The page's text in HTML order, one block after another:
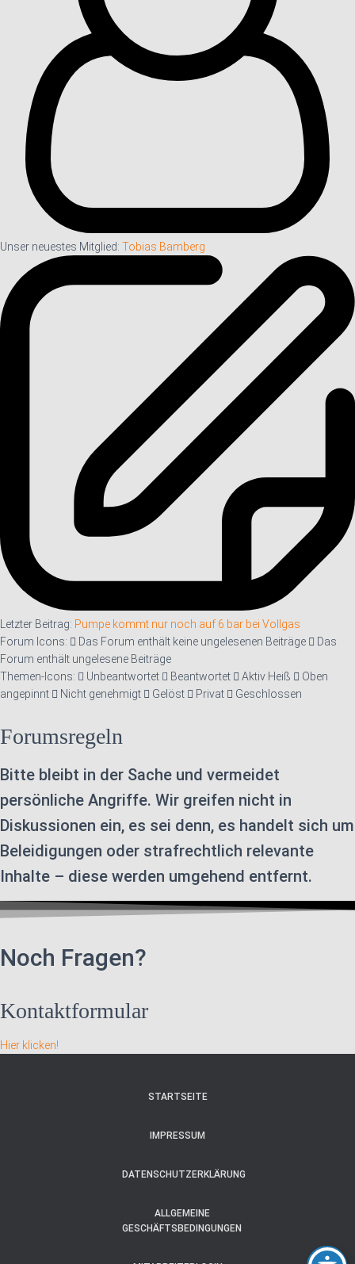
Unser neuestes Mitglied: Tobias Bamberg
Letzter Beitrag: Pumpe kommt nur noch auf 6 bar bei Vollgas
Forum Icons:
Das Forum enthält keine ungelesenen Beiträge
Das
Forum enthält ungelesene Beiträge
Themen-Icons:
Unbeantwortet Beantwortet Aktiv Heiß
Oben
angepinnt
Nicht genehmigt Gelöst Privat Geschlossen
Forumsregeln
Bitte bleibt in der Sache und vermeidet
persönliche Angriffe. Wir greifen nicht in
Diskussionen ein, es sei denn, es handelt sich um
Beleidigungen oder strafrechtlich relevante
Inhalte – diese werden umgehend entfernt.
Noch Fragen?
Kontaktformular
Hier klicken!
STARTSEITE
IMPRESSUM
DATENSCHUTZERKLÄRUNG
ALLGEMEINE
GESCHÄFTSBEDINGUNGEN